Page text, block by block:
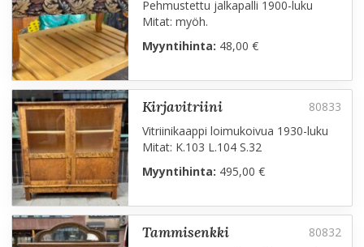
Pehmustettu jalkapalli 1900-luku
Mitat: myöh.
Myyntihinta: 48,00 €
kirjavitriini
Vitriinikaappi loimukoivua 1930-luku
Mitat: K.103 L.104 S.32
Myyntihinta: 495,00 €
tammisenkki